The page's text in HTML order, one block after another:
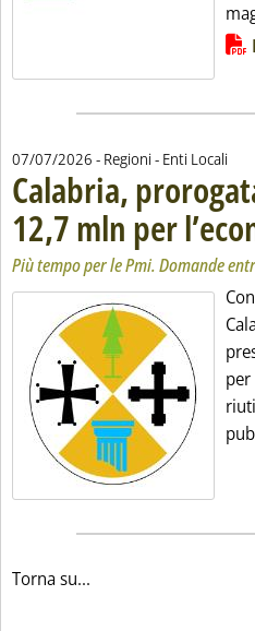
Lista allegati PDF alla
07/07/2026 - Regioni - Enti Locali
Calabria,
12,7 mln per
Più tempo per le Pmi. Domande
Torna su...